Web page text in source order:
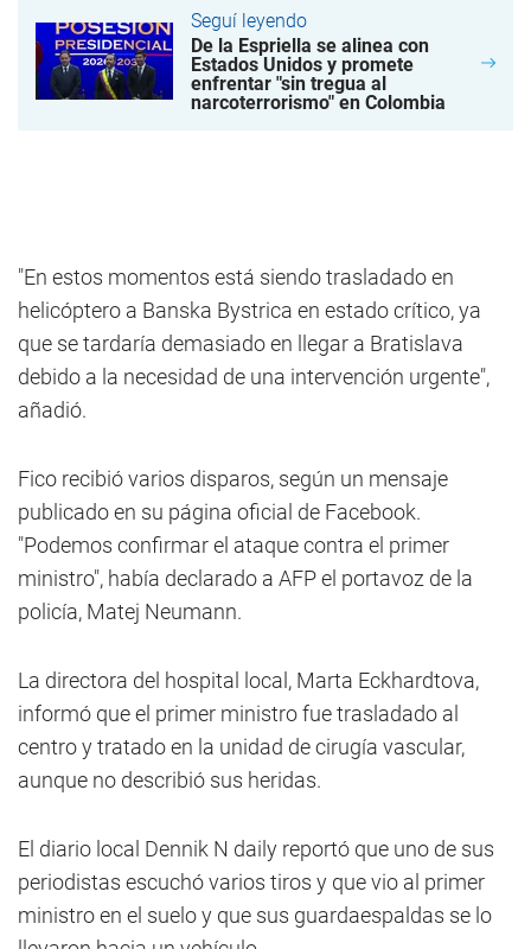
Seguí leyendo
De la Espriella se alinea con
Estados Unidos y promete
enfrentar "sin tregua al
narcoterrorismo" en Colombia
"En estos momentos está siendo trasladado en
helicóptero a Banska Bystrica en estado crítico, ya
que se tardaría demasiado en llegar a Bratislava
debido a la necesidad de una intervención urgente",
añadió.
Fico recibió varios disparos, según un mensaje
publicado en su página oficial de Facebook.
"Podemos confirmar el ataque contra el primer
ministro", había declarado a AFP el portavoz de la
policía, Matej Neumann.
La directora del hospital local, Marta Eckhardtova,
informó que el primer ministro fue trasladado al
centro y tratado en la unidad de cirugía vascular,
aunque no describió sus heridas.
El diario local Dennik N daily reportó que uno de sus
periodistas escuchó varios tiros y que vio al primer
ministro en el suelo y que sus guardaespaldas se lo